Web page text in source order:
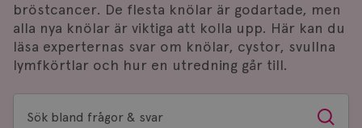
bröstcancer. De flesta knölar är godartade, men
alla nya knölar är viktiga att kolla upp. Här kan du
läsa experternas svar om knölar, cystor, svullna
lymfkörtlar och hur en utredning går till.
Sök
Sök